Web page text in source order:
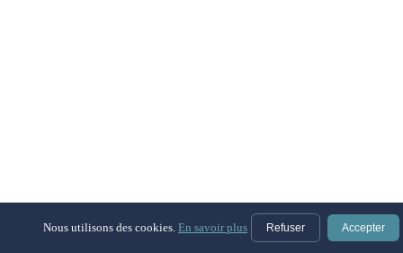
Nous utilisons des cookies. En savoir plus Refuser Accepter